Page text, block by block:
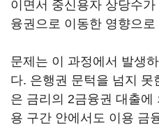
이면서 중신용자 상당수
융권으로 이동한 영향으
문제는 이 과정에서 발생
다. 은행권 문턱을 넘지
은 금리의 2금융권 대출에
용 구간 안에서도 이용 금